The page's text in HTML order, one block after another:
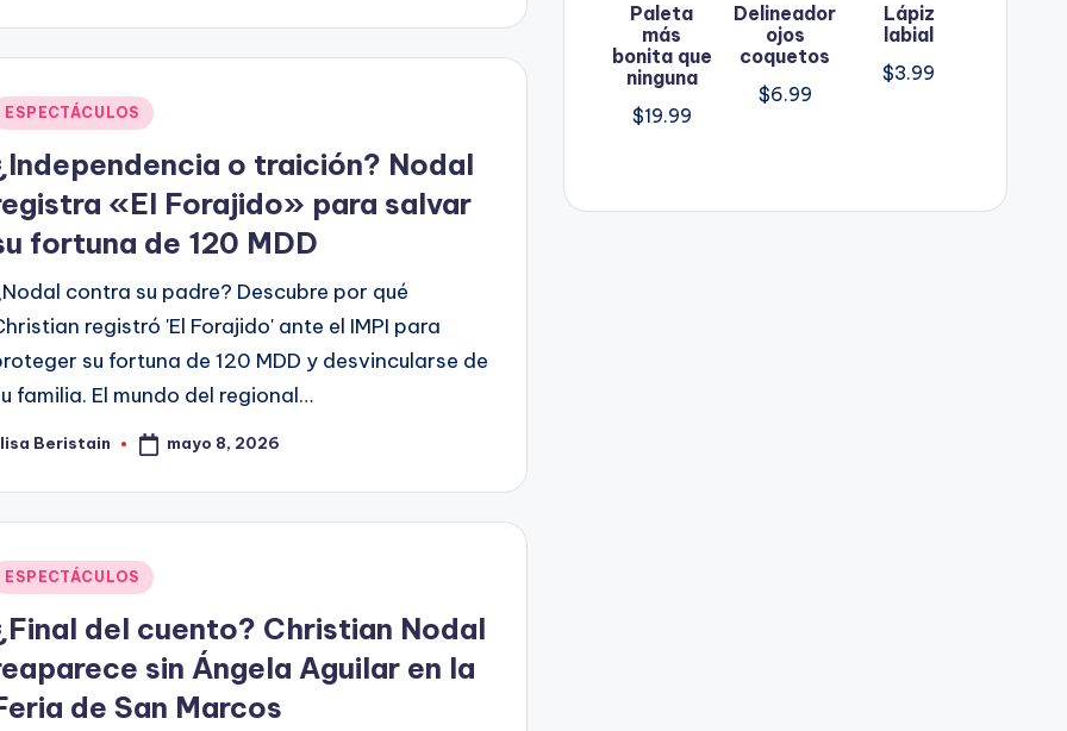
ESPECTÁCULOS
o traición? Nodal
«El Forajido» para salvar
fortuna de 120 MDD
contra su padre? Descubre por qué
registró 'El Forajido' ante el IMPI para
su fortuna de 120 MDD y desvincularse de
familia. El mundo del regional…
Beristain mayo 8, 2026
ESPECTÁCULOS
del cuento? Christian Nodal
sin Ángela Aguilar en la
de San Marcos
Paleta
más
bonita que
ninguna
$19.99
Delineador
ojos
coquetos
$6.99
Lápiz
labial
$3.99